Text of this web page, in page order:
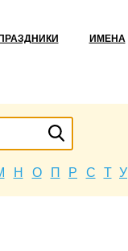
ПРАЗДНИКИ ИМЕНА
Н О П Р С Т У